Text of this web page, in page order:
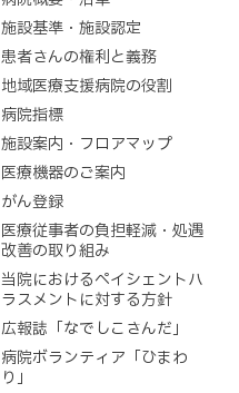
施設基準・施設認定
患者さんの権利と義務
地域医療支援病院の役割
病院指標
施設案内・フロアマップ
医療機器のご案内
がん登録
医療従事者の負担軽減・処遇
改善の取り組み
当院におけるペイシェントハ
ラスメントに対する方針
広報誌「なでしこさんだ」
病院ボランティア「ひまわ
り」